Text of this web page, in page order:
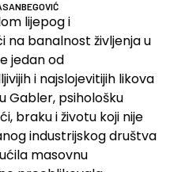
lijepog i
na banalnost življenja u
jedan od
i najslojevitijih likova
Gabler, psihološku
braku i životu koji nije
industrijskog društva
masovnu